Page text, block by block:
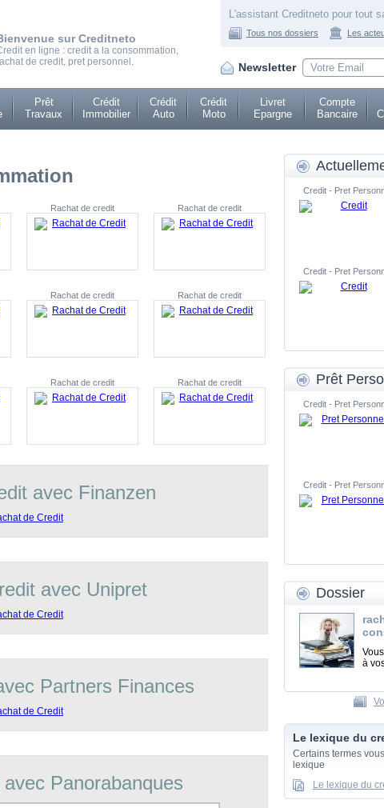
sur Creditneto
en ligne : credit a la consommation,
de credit, pret personnel.
L'assistant Creditneto pour tout
Tous nos dossiers Les
Newsletter
Prêt
Travaux
Crédit
Immobilier
Crédit
Auto
Crédit
Moto
Livret
Epargne
Compte
Bancaire
Rachat de credit Rachat de credit
Rachat de credit Rachat de credit
Rachat de credit Rachat de credit
avec Finanzen
avec Unipret
Partners Finances
Panorabanques
Credit - Pret
Credit - Pret
Prêt
Credit - Pret
Credit - Pret
Dossier
à
Le lexique du
Certains termes
lexique
Le lexique du